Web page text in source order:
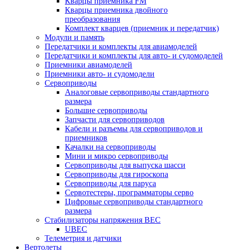
Кварцы приемника двойного
преобразования
Комплект кварцев (приемник и передатчик)
Модули и память
Передатчики и комплекты для авиамоделей
Передатчики и комплекты для авто- и судомоделей
Приемники авиамоделей
Приемники авто- и судомодели
Сервоприводы
Аналоговые сервоприводы стандартного
размера
Большие сервоприводы
Запчасти для сервоприводов
Кабели и разъемы для сервоприводов и
приемников
Качалки на сервоприводы
Мини и микро сервоприводы
Сервоприводы для выпуска шасси
Сервоприводы для гироскопа
Сервоприводы для паруса
Сервотестеры, программаторы серво
Цифровые сервоприводы стандартного
размера
Стабилизаторы напряжения BEC
UBEC
Телеметрия и датчики
Вертолеты